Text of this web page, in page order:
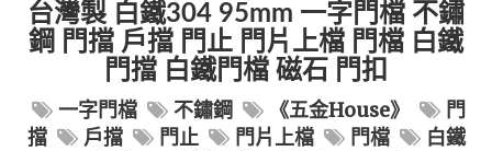
台灣製 白鐵304 95mm 一字門檔 不鏽
鋼 門擋 戶擋 門止 門片上檔 門檔 白鐵
門擋 白鐵門檔 磁石 門扣
一字門檔 不鏽鋼 《五金House》
門
擋
戶擋 門止 門片上檔 門檔
白鐵